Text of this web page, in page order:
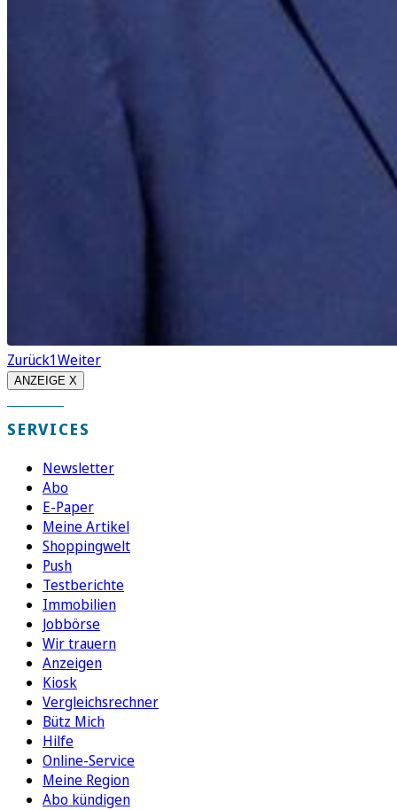
Zurück1Weiter
ANZEIGE X
SERVICES
Newsletter
Abo
E-Paper
Meine Artikel
Shoppingwelt
Push
Testberichte
Immobilien
Jobbörse
Wir trauern
Anzeigen
Kiosk
Vergleichsrechner
Bütz Mich
Hilfe
Online-Service
Meine Region
Abo kündigen